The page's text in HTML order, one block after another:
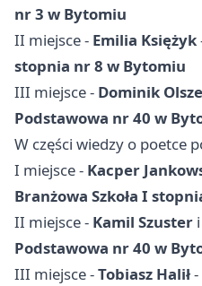
nr 3 w Bytomiu
II miejsce - Emilia Księżyk
stopnia nr 8 w Bytomiu
III miejsce - Dominik
Podstawowa nr 40 w
W części wiedzy o poetce
I miejsce - Kacper
Branżowa Szkoła I
II miejsce - Kamil Szuster i
Podstawowa nr 40 w
III miejsce -Tobiasz Halił-